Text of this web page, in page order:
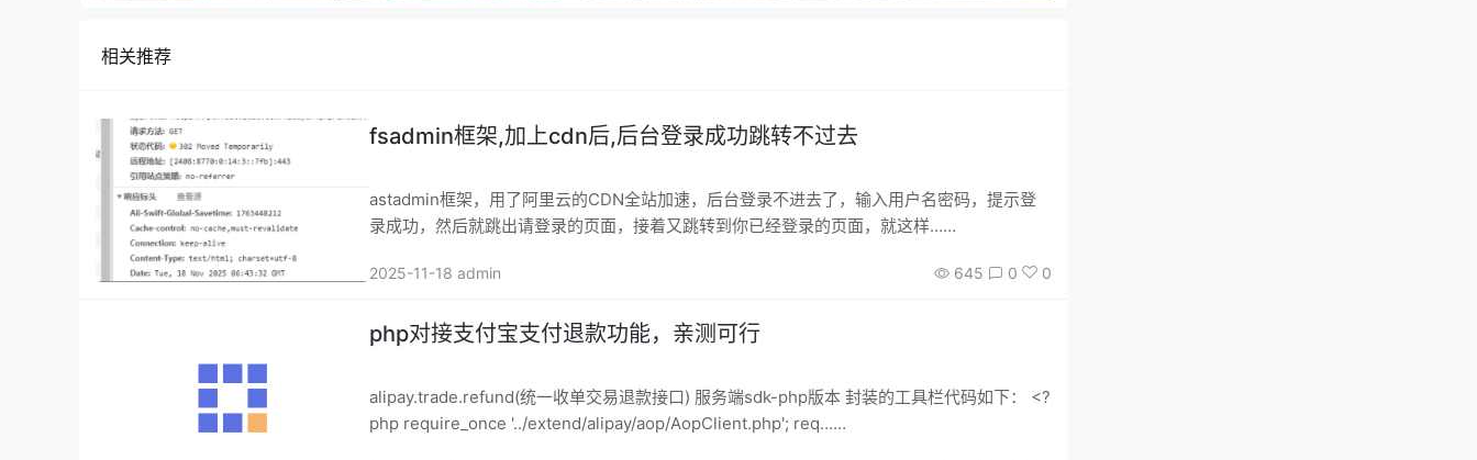
相关推荐
fsadmin框架,加上cdn后,后台登录成功跳转不过去
astadmin框架，用了阿里云的CDN全站加速，后台登录不进去了，输入用户名密码，提示登
录成功，然后就跳出请登录的页面，接着又跳转到你已经登录的页面，就这样……
2025-11-18 admin 645 0 0
php对接支付宝支付退款功能，亲测可行
alipay.trade.refund(统一收单交易退款接口) 服务端sdk-php版本 封装的工具栏代码如下： <?
php require_once '../extend/alipay/aop/AopClient.php'; req……